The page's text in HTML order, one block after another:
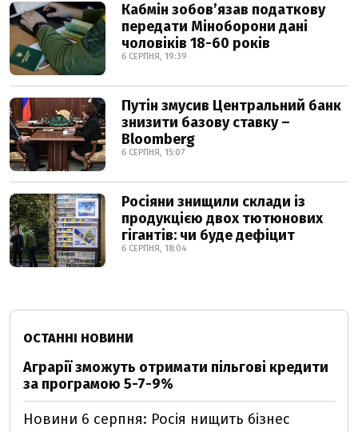
Кабмін зобовʼязав податкову
передати Міноборони дані
чоловіків 18-60 років
6 СЕРПНЯ, 19:39
Путін змусив Центральний банк
знизити базову ставку –
Bloomberg
6 СЕРПНЯ, 15:07
Росіяни знищили склади із
продукцією двох тютюнових
гігантів: чи буде дефіцит
6 СЕРПНЯ, 18:04
ОСТАННІ НОВИНИ
Аграрії зможуть отримати пільгові кредити
за програмою 5-7-9%
Новини 6 серпня: Росія нищить бізнес